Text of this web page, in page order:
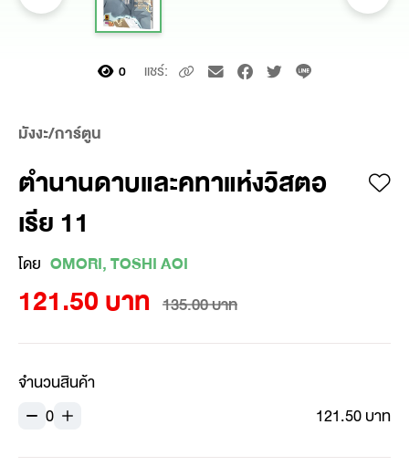
0 แชร์:
มังงะ/การ์ตูน
ตำนานดาบและคทาแห่งวิสตอ
เรีย 11
โดย OMORI, TOSHI AOI
121.50 บาท 135.00 บาท
จำนวนสินค้า
0
121.50 บาท